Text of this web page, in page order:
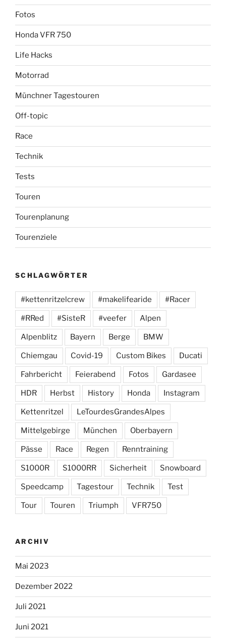
Fotos
Honda VFR 750
Life Hacks
Motorrad
Münchner Tagestouren
Off-topic
Race
Technik
Tests
Touren
Tourenplanung
Tourenziele
SCHLAGWÖRTER
#kettenritzelcrew #makelifearide #Racer
#RRed #SisteR #veefer Alpen
Alpenblitz Bayern Berge BMW
Chiemgau Covid-19 Custom Bikes Ducati
Fahrbericht Feierabend Fotos Gardasee
HDR Herbst History Honda Instagram
Kettenritzel LeTourdesGrandesAlpes
Mittelgebirge München Oberbayern
Pässe Race Regen Renntraining
S1000R S1000RR Sicherheit Snowboard
Speedcamp Tagestour Technik Test
Tour Touren Triumph VFR750
ARCHIV
Mai 2023
Dezember 2022
Juli 2021
Juni 2021